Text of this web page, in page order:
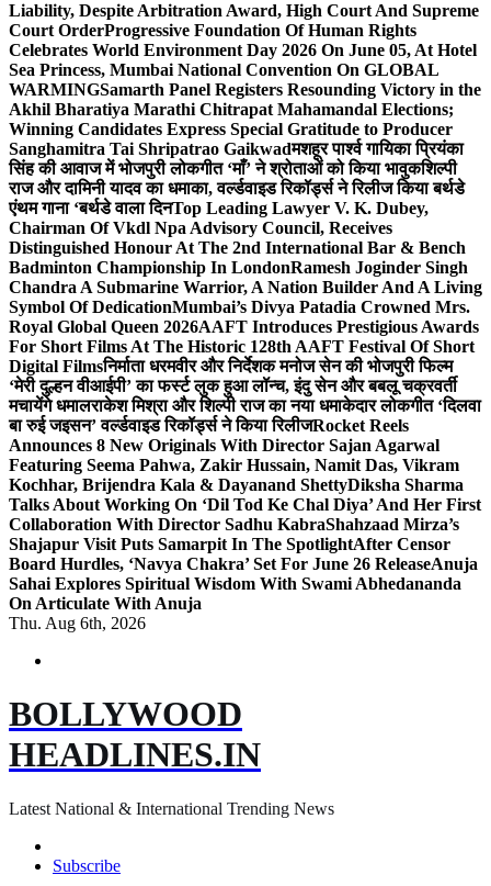
Liability, Despite Arbitration Award, High Court And Supreme
Court OrderProgressive Foundation Of Human Rights
Celebrates World Environment Day 2026 On June 05, At Hotel
Sea Princess, Mumbai National Convention On GLOBAL
WARMINGSamarth Panel Registers Resounding Victory in the
Akhil Bharatiya Marathi Chitrapat Mahamandal Elections;
Winning Candidates Express Special Gratitude to Producer
Sanghamitra Tai Shripatrao Gaikwadमशहूर पार्श्व गायिका प्रियंका
सिंह की आवाज में भोजपुरी लोकगीत ‘माँ’ ने श्रोताओं को किया भावुकशिल्पी
राज और दामिनी यादव का धमाका, वर्ल्डवाइड रिकॉर्ड्स ने रिलीज किया बर्थडे
एंथम गाना ‘बर्थडे वाला दिनTop Leading Lawyer V. K. Dubey,
Chairman Of Vkdl Npa Advisory Council, Receives
Distinguished Honour At The 2nd International Bar & Bench
Badminton Championship In LondonRamesh Joginder Singh
Chandra A Submarine Warrior, A Nation Builder And A Living
Symbol Of DedicationMumbai’s Divya Patadia Crowned Mrs.
Royal Global Queen 2026AAFT Introduces Prestigious Awards
For Short Films At The Historic 128th AAFT Festival Of Short
Digital Filmsनिर्माता धरमवीर और निर्देशक मनोज सेन की भोजपुरी फिल्म
‘मेरी दुल्हन वीआईपी’ का फर्स्ट लुक हुआ लॉन्च, इंदु सेन और बबलू चक्रवर्ती
मचायेंगे धमालराकेश मिश्रा और शिल्पी राज का नया धमाकेदार लोकगीत ‘दिलवा
बा रुई जइसन’ वर्ल्डवाइड रिकॉर्ड्स ने किया रिलीजRocket Reels
Announces 8 New Originals With Director Sajan Agarwal
Featuring Seema Pahwa, Zakir Hussain, Namit Das, Vikram
Kochhar, Brijendra Kala & Dayanand ShettyDiksha Sharma
Talks About Working On ‘Dil Tod Ke Chal Diya’ And Her First
Collaboration With Director Sadhu KabraShahzaad Mirza’s
Shajapur Visit Puts Samarpit In The SpotlightAfter Censor
Board Hurdles, ‘Navya Chakra’ Set For June 26 ReleaseAnuja
Sahai Explores Spiritual Wisdom With Swami Abhedananda
On Articulate With Anuja
Thu. Aug 6th, 2026
BOLLYWOOD
HEADLINES.IN
Latest National & International Trending News
Subscribe